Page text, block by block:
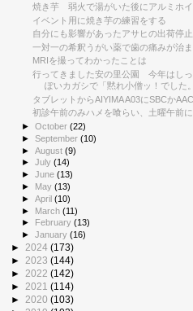
焼き芋 弱火で湯がいた後にアルミホ
イベント用に焼き芋の練習をする
自分にも影響があったアサヒの出荷停止
一対一の希釈うがい薬で歯の痛みが治
MRIを撮ってわかったことは
行ってきました安の里公園 今年はし
ぽいカガシで「黙れ小僧ッ！でした。
タブレットからAIYIMA A03にSBCか
初診午前のみハメを喰らい、土曜午前
►October(22)
►September(10)
►August(9)
►July(14)
►June(13)
► May(13)
►April(10)
► March(11)
►
February(13)
►January(16)
► 2024 (173)
► 2023 (144)
► 2022 (142)
► 2021 (114)
► 2020 (103)